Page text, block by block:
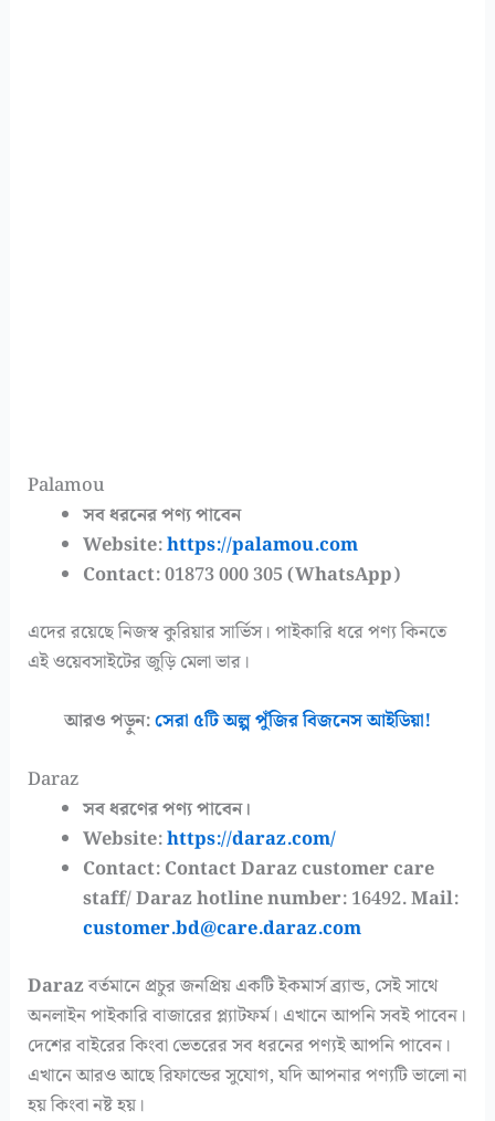
Palamou
সব ধরনের পণ্য পাবেন
Website:https://palamou.com
Contact: 01873 000 305 (WhatsApp)
এদের রয়েছে নিজস্ব কুরিয়ার সার্ভিস। পাইকারি ধরে পণ্য কিনতে
এই ওয়েবসাইটের জুড়ি মেলা ভার।
আরও পড়ুন:সেরা ৫টি অল্প পুঁজির বিজনেস আইডিয়া!
Daraz
সব ধরণের পণ্য পাবেন।
Website:https://daraz.com/
Contact: Contact Daraz customer care
staff/ Daraz hotline number: 16492. Mail:
customer.bd@care.daraz.com
Darazবর্তমানে প্রচুর জনপ্রিয় একটি ইকমার্স ব্র্যান্ড, সেই সাথে
অনলাইন পাইকারি বাজারের প্ল্যাটফর্ম। এখানে আপনি সবই পাবেন।
দেশের বাইরের কিংবা ভেতরের সব ধরনের পণ্যই আপনি পাবেন।
এখানে আরও আছে রিফান্ডের সুযোগ, যদি আপনার পণ্যটি ভালো না
হয় কিংবা নষ্ট হয়।